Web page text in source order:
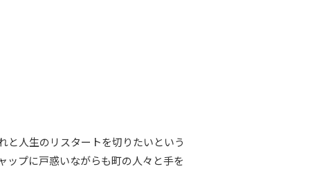
と人生のリスタートを切りたいという
ップに戸惑いながらも町の人々と手を